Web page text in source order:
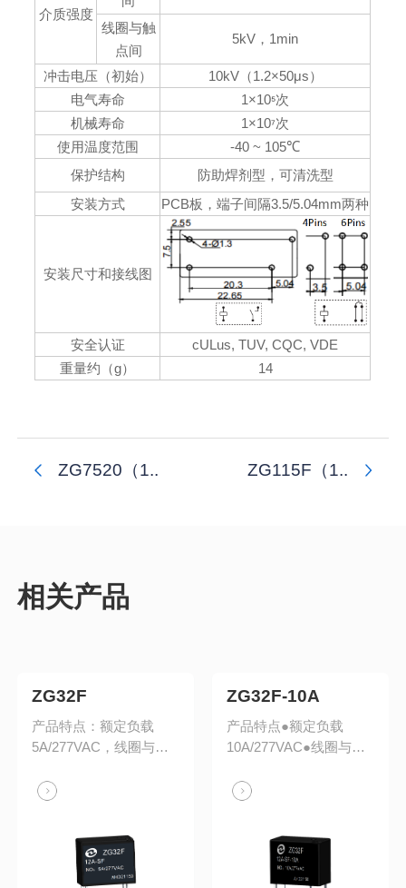
介质强度
线圈与触
点间
5kV，1min
冲击电压（初始）
10kV（1.2×50μs）
电气寿命
1×10⁵次
机械寿命
1×10⁷次
使用温度范围
-40 ~ 105℃
保护结构
防助焊剂型，可清洗型
安装方式
PCB板，端子间隔3.5/5.04mm两种
安装尺寸和接线图
安全认证
cULus, TUV, CQC, VDE
重量约（g）
14
ZG7520（1.. ZG115F（1..
相关产品
ZG32F
产品特点：额定负载
5A/277VAC，线圈与触
击电压 6kV，适用温度
ZG32F-10A
产品特点●额定负载
10A/277VAC●线圈与触
击电压6kV●适用温度范
额定电压
5/6/9/12/24VDC触点参